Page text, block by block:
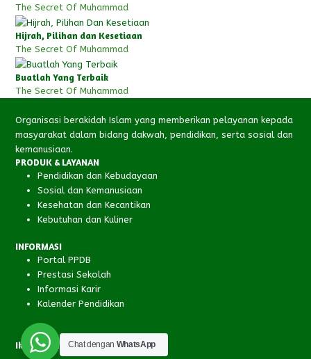
The Secret Of Muhammad
Hijrah, Pilihan dan Kesetiaan
The Secret Of Muhammad
Buatlah Yang Terbaik
The Secret Of Muhammad
Organisasi berakidah Islam yang memberikan pelayanan kepada
masyarakat dalam bidang dakwah, pendidikan, serta sosial dan
kemanusiaan.
PRODUK & LAYANAN
Pendidikan dan Kebudayaan
Sosial dan Kemanusiaan
Kesehatan dan Kecantikan
Kebutuhan dan Kuliner
INFORMASI
Portal PPDB
Prestasi Sekolah
Informasi Karir
Kalender Pendidikan
Ikuti Kami Chat dengan WhatsApp